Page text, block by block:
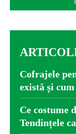
Cofrajele
există și cum
Ce costume
Tendințele